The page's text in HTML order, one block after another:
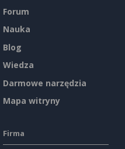
Forum
Nauka
Blog
Wiedza
Darmowe narzędzia
Mapa witryny
Firma